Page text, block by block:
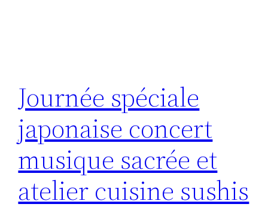
Journée spéciale
japonaise concert
musique sacrée et
atelier cuisine sushis